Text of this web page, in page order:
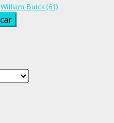
William Buick (61)